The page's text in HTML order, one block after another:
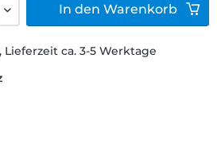
ca. 3-5 Werktage
In den Warenkorb